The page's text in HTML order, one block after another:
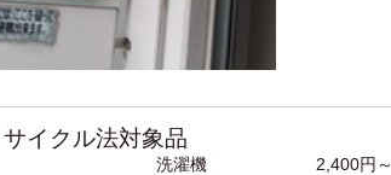
イクル法対象品
洗濯機
2,400円～